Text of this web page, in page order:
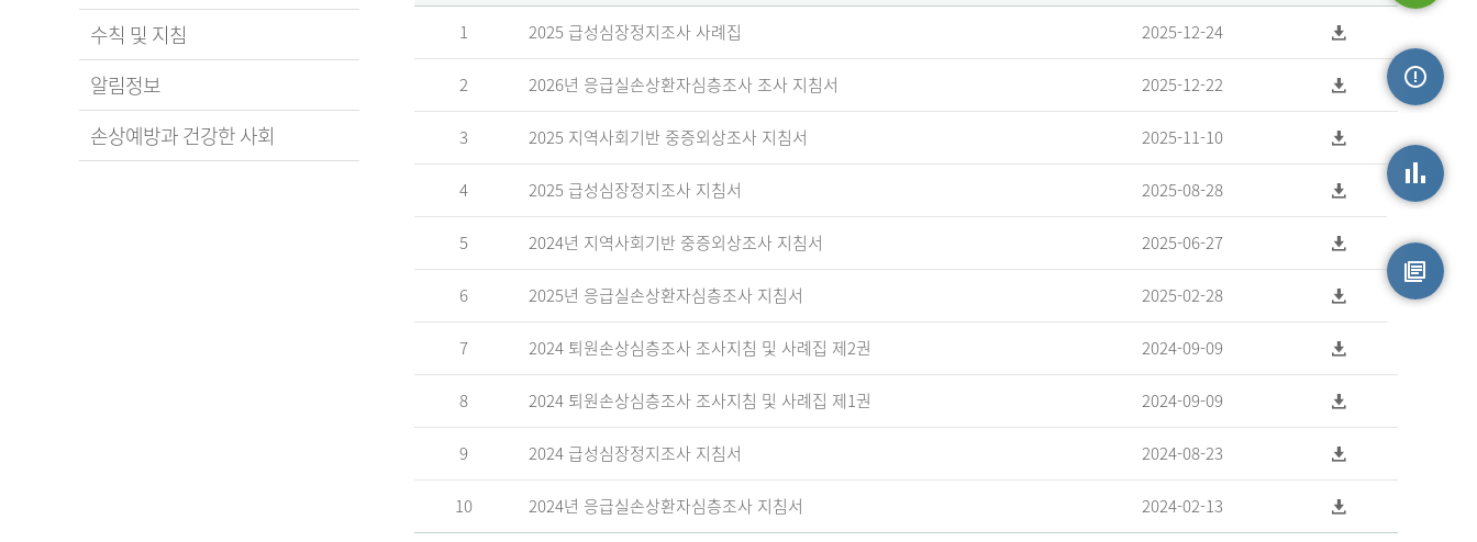
수칙 및 지침
알림정보
손상예방과 건강한 사회
1 2025 급성심장정지조사 사례집 2025-12-24
2 2026년 응급실손상환자심층조사 조사 지침서 2025-12-22
3 2025 지역사회기반 중증외상조사 지침서 2025-11-10
4 2025 급성심장정지조사 지침서 2025-08-28
5 2024년 지역사회기반 중증외상조사 지침서 2025-06-27
6 2025년 응급실손상환자심층조사 지침서 2025-02-28
7 2024 퇴원손상심층조사 조사지침 및 사례집 제2권 2024-09-09
8 2024 퇴원손상심층조사 조사지침 및 사례집 제1권 2024-09-09
9 2024 급성심장정지조사 지침서 2024-08-23
10 2024년 응급실손상환자심층조사 지침서 2024-02-13